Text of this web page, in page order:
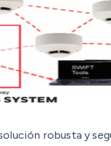
robusta y